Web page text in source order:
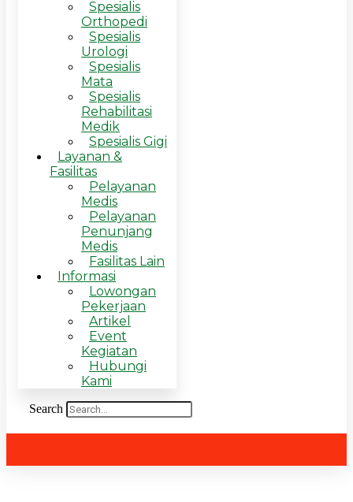
Spesialis
Orthopedi
Spesialis
Urologi
Spesialis
Mata
Spesialis
Rehabilitasi
Medik
Spesialis Gigi
Layanan &
Fasilitas
Pelayanan
Medis
Pelayanan
Penunjang
Medis
Fasilitas Lain
Informasi
Lowongan
Pekerjaan
Artikel
Event
Kegiatan
Hubungi
Kami
Search